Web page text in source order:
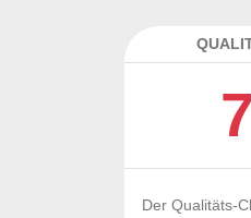
7
Der Qualitäts-